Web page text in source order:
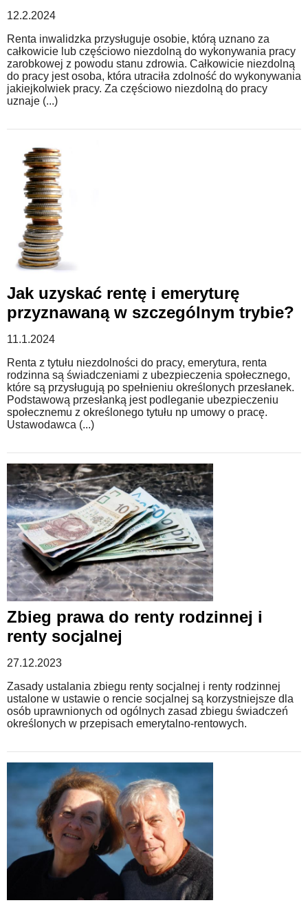
12.2.2024
Renta inwalidzka przysługuje osobie, którą uznano za
całkowicie lub częściowo niezdolną do wykonywania pracy
zarobkowej z powodu stanu zdrowia. Całkowicie niezdolną
do pracy jest osoba, która utraciła zdolność do wykonywania
jakiejkolwiek pracy. Za częściowo niezdolną do pracy
uznaje (...)
Jak uzyskać rentę i emeryturę
przyznawaną w szczególnym trybie?
11.1.2024
Renta z tytułu niezdolności do pracy, emerytura, renta
rodzinna są świadczeniami z ubezpieczenia społecznego,
które są przysługują po spełnieniu określonych przesłanek.
Podstawową przesłanką jest podleganie ubezpieczeniu
społecznemu z określonego tytułu np umowy o pracę.
Ustawodawca (...)
Zbieg prawa do renty rodzinnej i
renty socjalnej
27.12.2023
Zasady ustalania zbiegu renty socjalnej i renty rodzinnej
ustalone w ustawie o rencie socjalnej są korzystniejsze dla
osób uprawnionych od ogólnych zasad zbiegu świadczeń
określonych w przepisach emerytalno-rentowych.